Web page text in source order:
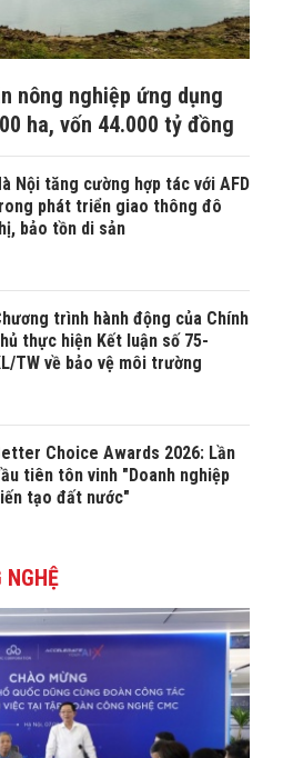
nông nghiệp ứng dụng
ha, vốn 44.000 tỷ đồng
Nội tăng cường hợp tác với AFD
phát triển giao thông đô
bảo tồn di sản
trình hành động của Chính
thực hiện Kết luận số 75-
TW về bảo vệ môi trường
Choice Awards 2026: Lần
tiên tôn vinh "Doanh nghiệp
tạo đất nước"
NGHỆ